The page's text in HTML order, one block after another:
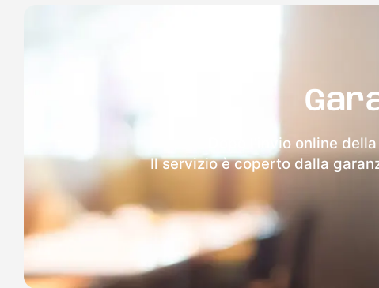
Dopo l'invio online
Il servizio è coperto dalla